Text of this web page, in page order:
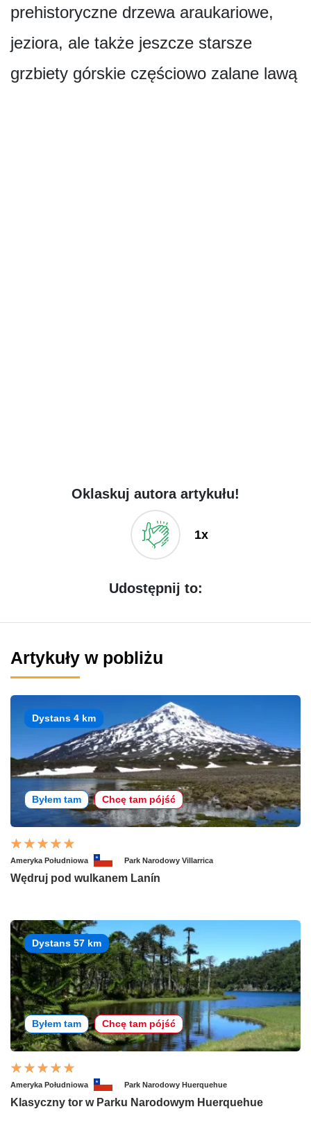
prehistoryczne drzewa araukariowe,
jeziora, ale także jeszcze starsze
grzbiety górskie częściowo zalane lawą
Oklaskuj autora artykułu!
1x
Udostępnij to:
Artykuły w pobliżu
Dystans 4 km
Byłem tam Chcę tam pójść
Ameryka Południowa Park Narodowy Villarrica
Wędruj pod wulkanem Lanín
Dystans 57 km
Byłem tam Chcę tam pójść
Ameryka Południowa Park Narodowy Huerquehue
Klasyczny tor w Parku Narodowym Huerquehue